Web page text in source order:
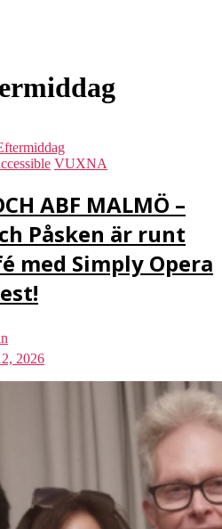
VUXNA
ABF MALMÖ –
Påsken är runt
med Simply Opera
2026